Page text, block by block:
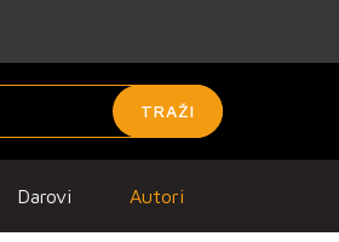
TRAŽI
Darovi Autori